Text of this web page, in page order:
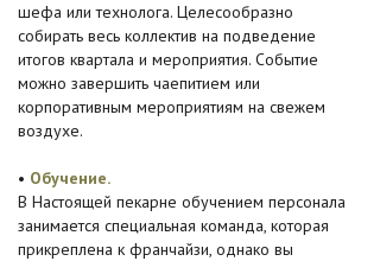
шефа или технолога. Целесообразно
собирать весь коллектив на подведение
итогов квартала и мероприятия. Событие
можно завершить чаепитием или
корпоративным мероприятиям на свежем
воздухе.
• Обучение.
В Настоящей пекарне обучением персонала
занимается специальная команда, которая
прикреплена к франчайзи, однако вы